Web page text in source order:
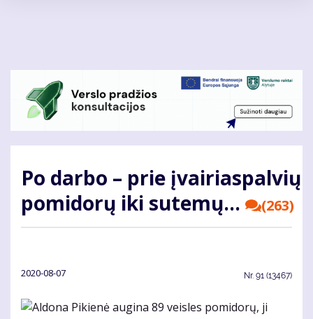
Po dar­bo – prie įvairiaspalvių
po­mi­do­rų iki sutemų...
(263)
2020-08-07 Nr. 91 (13467)